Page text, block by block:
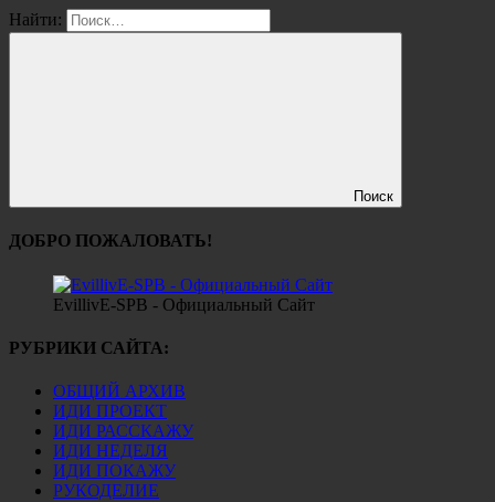
Найти:
Поиск
ДОБРО ПОЖАЛОВАТЬ!
EvillivE-SPB - Официальный Сайт
РУБРИКИ САЙТА:
ОБЩИЙ АРХИВ
ИДИ ПРОЕКТ
ИДИ РАССКАЖУ
ИДИ НЕДЕЛЯ
ИДИ ПОКАЖУ
РУКОДЕЛИЕ